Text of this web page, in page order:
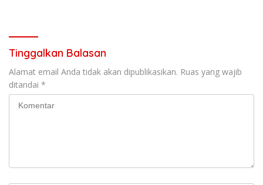
Tinggalkan Balasan
Alamat email Anda tidak akan dipublikasikan. Ruas yang wajib
ditandai *